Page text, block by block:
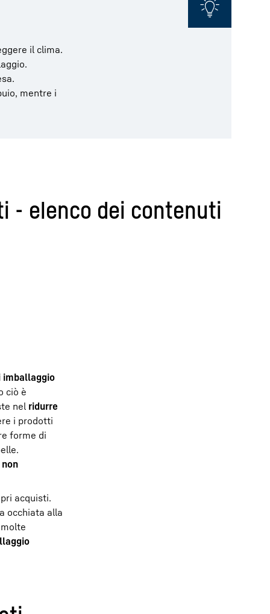
il clima.
mentre i
- elenco dei contenuti
ciò è
nel ridurre
i prodotti
forme di
acquisti.
occhiata alla